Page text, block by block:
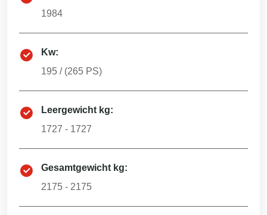
1984
Kw:
195 / (265 PS)
Leergewicht kg:
1727 - 1727
Gesamtgewicht kg:
2175 - 2175